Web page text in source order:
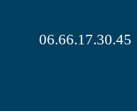
06.66.17.30.45